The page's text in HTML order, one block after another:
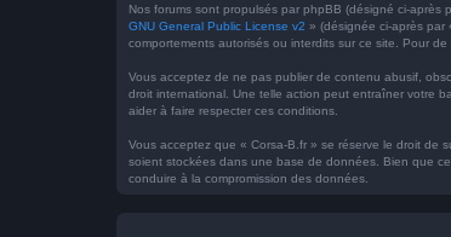
Nos forums sont propulsés par phpBB (désigné ci-
GNU General Public License v2 » (désignée ci-après
comportements autorisés ou interdits sur ce site. Pour
Vous acceptez de ne pas publier de contenu abusif,
droit international. Une telle action peut entraîner votre
aider à faire respecter ces conditions.
Vous acceptez que « Corsa-B.fr » se réserve le droit de
soient stockées dans une base de données. Bien que
conduire à la compromission des données.